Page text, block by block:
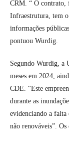
CRM. “ O contrato,
Infraestrutura, tem
informações
pontuou Wurdig.
Segundo Wurdig,
meses em 2024,
CDE. “Este
durante as
evidenciando a falta
não renováveis”. Os